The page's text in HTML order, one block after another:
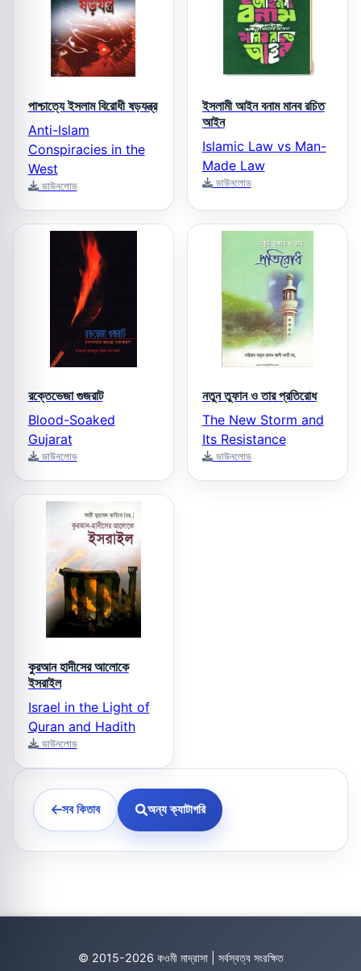
পাশ্চাত্যে ইসলাম বিরোধী ষড়যন্ত্র
Anti-Islam
Conspiracies in the
West
ডাউনলোড
ইসলামী আইন বনাম মানব রচিত
আইন
Islamic Law vs Man-
Made Law
ডাউনলোড
রক্তেভেজা গুজরাট
Blood-Soaked
Gujarat
ডাউনলোড
নতুন তুফান ও তার প্রতিরোধ
The New Storm and
Its Resistance
ডাউনলোড
কুরআন হাদীসের আলোকে
ইসরাইল
Israel in the Light of
Quran and Hadith
ডাউনলোড
সব কিতাব অন্য ক্যাটাগরি
© 2015-2026 কওমী মাদ্রাসা | সর্বস্বত্ব সংরক্ষিত